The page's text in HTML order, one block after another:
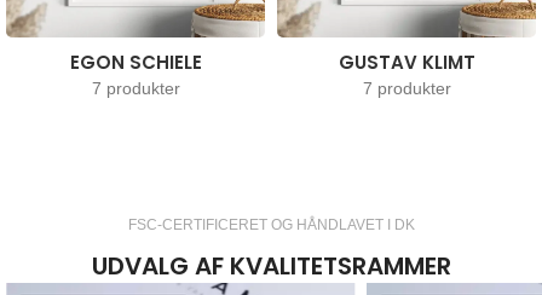
EGON SCHIELE
7 produkter
GUSTAV KLIMT
7 produkter
FSC-CERTIFICERET OG HÅNDLAVET I DK
UDVALG AF KVALITETSRAMMER